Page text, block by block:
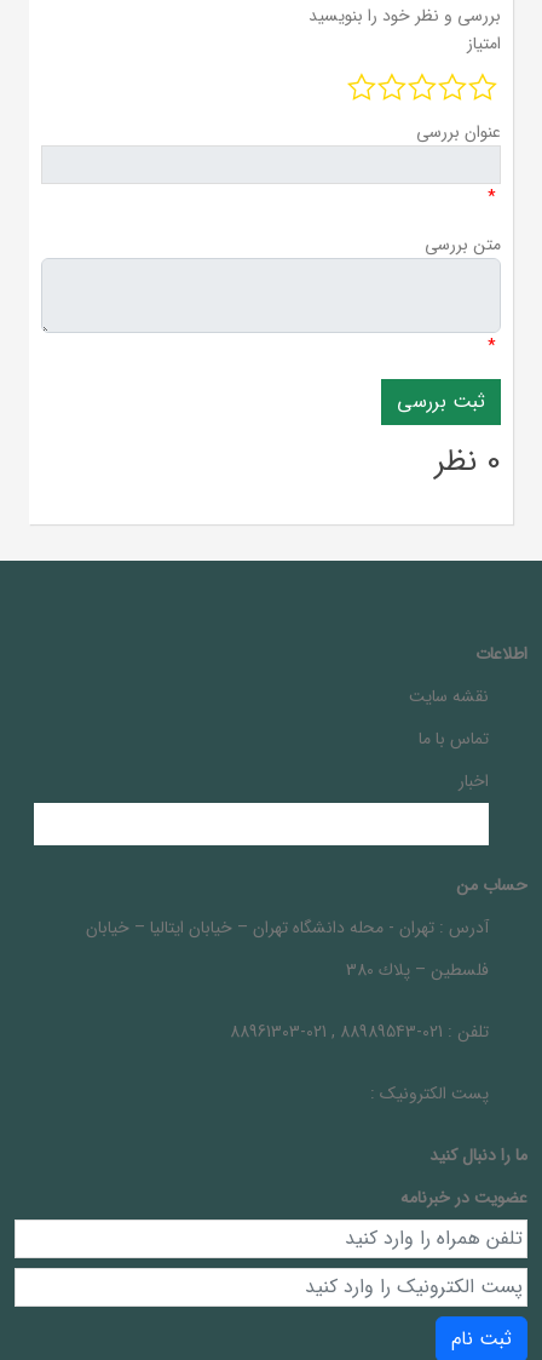
بررسی و نظر خود را بنویسید
امتیاز
عنوان بررسی
*
متن بررسی
*
0 نظر
اطلاعات
نقشه سایت
تماس با ما
اخبار
حساب من
آدرس : تهران - محله دانشگاه تهران – خيابان ايتاليا – خيابان
فلسطين – پلاك 380
تلفن : 021-88989543 , 021-88961303
پست الکترونیک :
ما را دنبال کنيد
عضویت در خبرنامه
ثبت نام